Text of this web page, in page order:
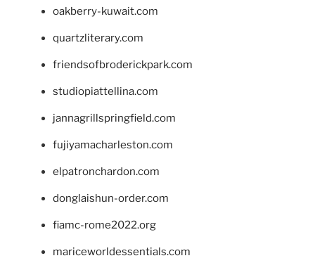
oakberry-kuwait.com
quartzliterary.com
friendsofbroderickpark.com
studiopiattellina.com
jannagrillspringfield.com
fujiyamacharleston.com
elpatronchardon.com
donglaishun-order.com
fiamc-rome2022.org
mariceworldessentials.com